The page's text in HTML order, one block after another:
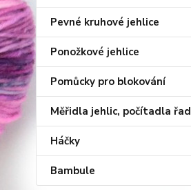
Pevné kruhové jehlice
Ponožkové jehlice
Pomůcky pro blokování
Měřidla jehlic, počítadla řad
Háčky
Bambule